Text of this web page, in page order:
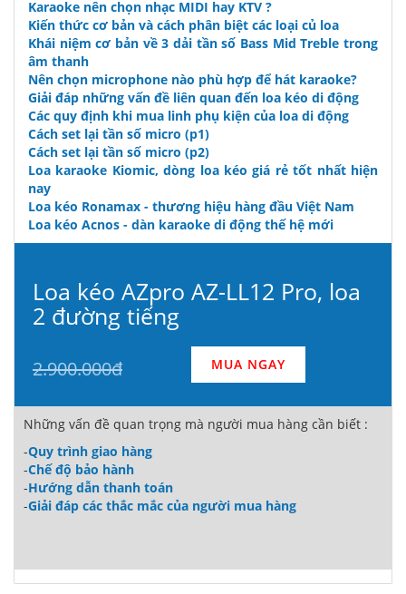
Karaoke nên chọn nhạc MIDI hay KTV ?
Kiến thức cơ bản và cách phân biệt các loại củ loa
Khái niệm cơ bản về 3 dải tần số Bass Mid Treble trong
âm thanh
Nên chọn microphone nào phù hợp để hát karaoke?
Giải đáp những vấn đề liên quan đến loa kéo di động
Các quy định khi mua linh phụ kiện của loa di động
Cách set lại tần số micro (p1)
Cách set lại tần số micro (p2)
Loa karaoke Kiomic, dòng loa kéo giá rẻ tốt nhất hiện
nay
Loa kéo Ronamax - thương hiệu hàng đầu Việt Nam
Loa kéo Acnos - dàn karaoke di động thế hệ mới
Loa kéo AZpro AZ-LL12 Pro, loa
2 đường tiếng
2.900.000đ MUA NGAY
Những vấn đề quan trọng mà người mua hàng cần biết :
-Quy trình giao hàng
-Chế độ bảo hành
-Hướng dẫn thanh toán
-Giải đáp các thắc mắc của người mua hàng